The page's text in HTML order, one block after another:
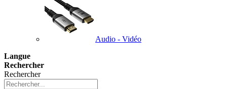
Audio - Vidéo
Langue
Rechercher
Rechercher